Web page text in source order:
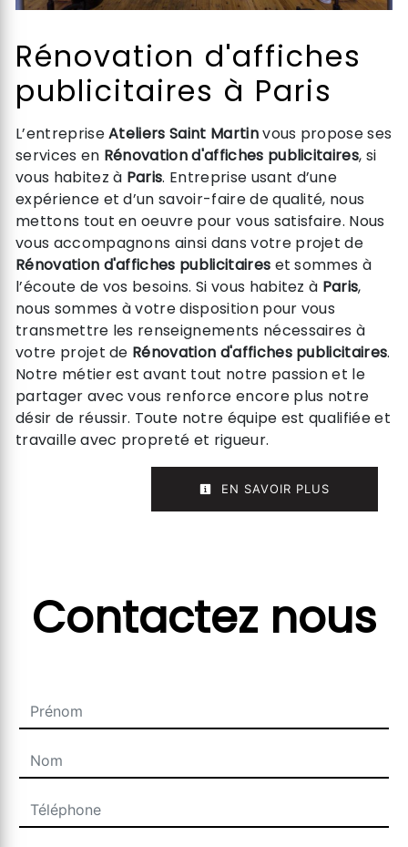
Rénovation d'affiches
publicitaires à Paris
L’entrepriseAteliers Saint Martinvous propose ses
services en Rénovation d'affiches publicitaires, si
vous habitez à Paris. Entreprise usant d’une
expérience et d’un savoir-faire de qualité, nous
mettons tout en oeuvre pour vous satisfaire. Nous
vous accompagnons ainsi dans votre projet de
Rénovation d'affiches publicitaires et sommes à
l’écoute de vos besoins. Si vous habitez à Paris,
nous sommes à votre disposition pour vous
transmettre les renseignements nécessaires à
votre projet de Rénovation d'affiches publicitaires.
Notre métier est avant tout notre passion et le
partager avec vous renforce encore plus notre
désir de réussir. Toute notre équipe est qualifiée et
travaille avec propreté et rigueur.
EN SAVOIR PLUS
Contactez nous